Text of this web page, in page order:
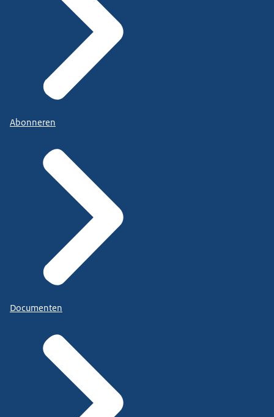
Abonneren
Documenten